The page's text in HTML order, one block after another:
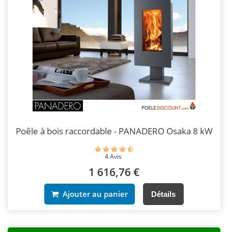
Poêle à bois raccordable - PANADERO Osaka 8 kW
4 Avis
1 616,76 €
Ajouter au panier Détails